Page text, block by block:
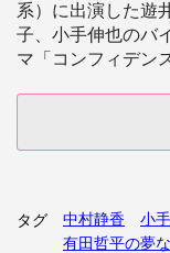
系）に出演した遊
子、小手伸也のバ
マ「コンフィデン
タグ 中村静香 小
有田哲平の夢